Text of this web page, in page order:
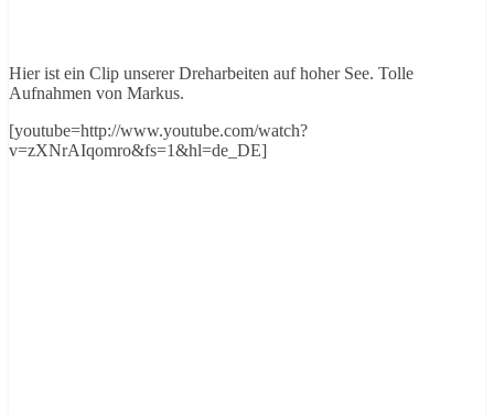
Hier ist ein Clip unserer Dreharbeiten auf hoher See. Tolle
Aufnahmen von Markus.
[youtube=http://www.youtube.com/watch?
v=zXNrAIqomro&fs=1&hl=de_DE]